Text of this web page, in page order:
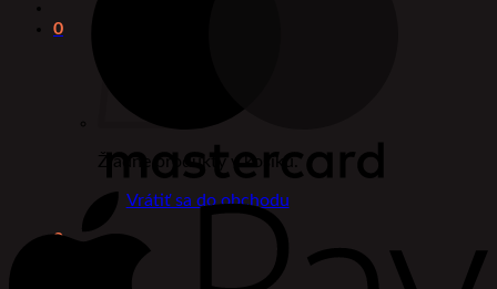
0
Žiadne produkty v košíku.
Vrátiť sa do obchodu
0